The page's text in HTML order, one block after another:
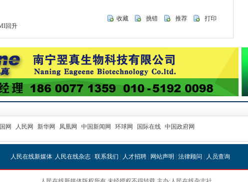
回升
收藏 挑错 推荐 打印
网 人民网 新华网 凤凰网 中国新闻网 环球网 国际在线 中国政府网
人民在线新媒体| 人民在线杂志| 联系我们 人才招聘| 网站声明 法律顾问 人员查询